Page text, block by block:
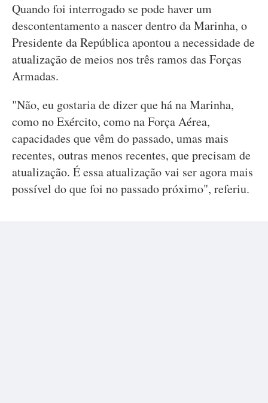
Quando foi interrogado se pode haver um
descontentamento a nascer dentro da Marinha, o
Presidente da República apontou a necessidade de
atualização de meios nos três ramos das Forças
Armadas.
"Não, eu gostaria de dizer que há na Marinha,
como no Exército, como na Força Aérea,
capacidades que vêm do passado, umas mais
recentes, outras menos recentes, que precisam de
atualização. É essa atualização vai ser agora mais
possível do que foi no passado próximo", referiu.